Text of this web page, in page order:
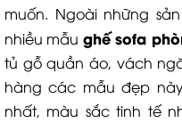
muốn. Ngoài những
nhiều mẫu ghế sofa
tủ gỗ quần áo, vách
hàng các mẫu đẹp
nhất, màu sắc tinh tế